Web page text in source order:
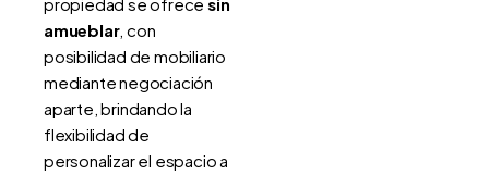
amueblar, con
posibilidad de mobiliario
mediante negociación
aparte, brindando la
flexibilidad de
personalizar el espacio a